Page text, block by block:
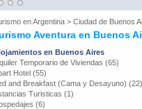
enArgentina > Ciudad de Buenos
Aventura en Buenos
en Buenos Aires
Temporario de Viviendas (65)
Hotel (55)
and Breakfast (Cama y Desayuno) (22)
Turisticas (1)
(6)